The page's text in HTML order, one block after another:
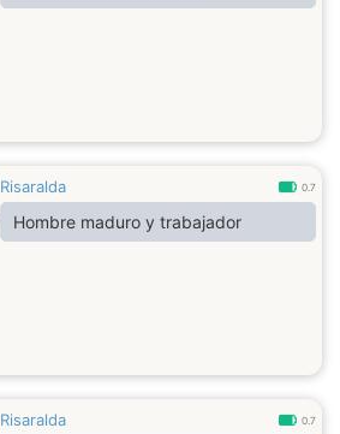
Risaralda 0.7
Hombre maduro y trabajador
Risaralda 0.7